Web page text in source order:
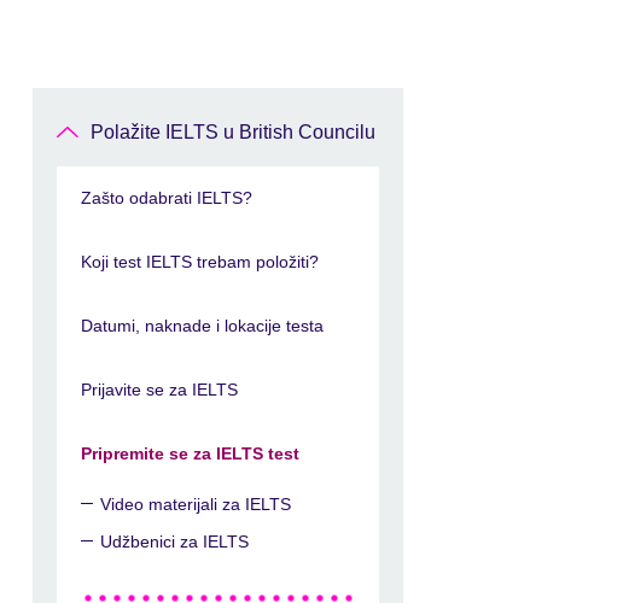
Polažite IELTS u British Councilu
Zašto odabrati IELTS?
Koji test IELTS trebam položiti?
Datumi, naknade i lokacije testa
Prijavite se za IELTS
Pripremite se za IELTS test
Video materijali za IELTS
Udžbenici za IELTS